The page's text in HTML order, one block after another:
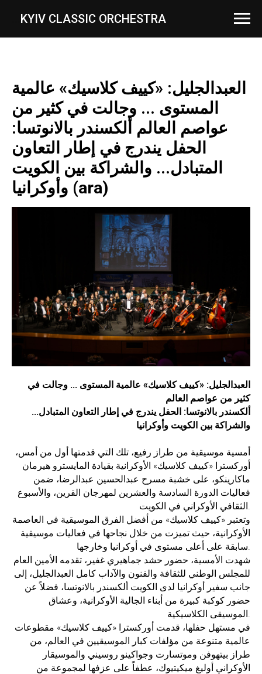
KYIV CLASSIC ORCHESTRA
العبدالجليل: «كييف كلاسيك» عالمية
المستوى ... وجالت في كثير من
عواصم العالم ألكسندر بالانوتسا:
الحفل يندرج في إطار التعاون
المتبادل... والشراكة بين الكويت
وأوكرانيا (ara)
العبدالجليل: «كييف كلاسيك» عالمية المستوى ... وجالت في
كثير من عواصم العالم
ألكسندر بالانوتسا: الحفل يندرج في إطار التعاون المتبادل...
والشراكة بين الكويت وأوكرانيا
أمسية موسيقية من طراز رفيع، تلك التي قدمتها أول من أمس،
أوركسترا «كييف كلاسيك» الأوكرانية بقيادة المايسترو هيرمان
ماكارينكو، على خشبة مسرح عبدالحسين عبدالرضا، ضمن
فعاليات الدورة السادسة والعشرين لمهرجان القرين، والأسبوع
الثقافي الأوكراني في الكويت.
وتعتبر «كييف كلاسيك» من أفضل الفرق الموسيقية في العاصمة
الأوكرانية، حيث تميزت من خلال نجاحها في فعاليات موسيقية
سابقة على أعلى مستوى في أوكرانيا وخارجها.
شهدت الأمسية، حضور حشد جماهيري غفير، تقدمه الأمين العام
للمجلس الوطني للثقافة والفنون والآداب كامل العبدالجليل، إلى
جانب سفير أوكرانيا لدى الكويت ألكسندر بالانوتسا، فضلاً عن
حضور كوكبة كبيرة من أبناء الجالية الأوكرانية، وعشاق
الموسيقى الكلاسيكية.
في مستهل حفلها، قدمت أوركسترا «كييف كلاسيك» مقطوعات
عالمية متنوعة من مؤلفات كبار الموسيقيين في العالم، من
طراز بيتهوفن وموتسارت وجواكينو روسيني والموسيقار
الأوكراني أوليغ ميكيتيوك، عطفاً على عزفها لمجموعة من